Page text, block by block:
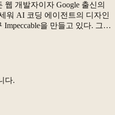
개발자이자 Google 출신의
워 AI 코딩 에이전트의 디자인
을 만들고 있다. 그는
다.